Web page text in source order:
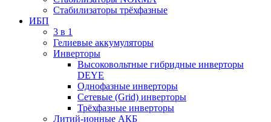
Стабилизаторы трёхфазные
ИБП
3 в 1
Гелиевые аккумуляторы
Инверторы
Высоковольтные гибридные инверторы
DEYE
Однофазные инверторы
Сетевые (Grid) инверторы
Трёхфазные инверторы
Литий-ионные АКБ